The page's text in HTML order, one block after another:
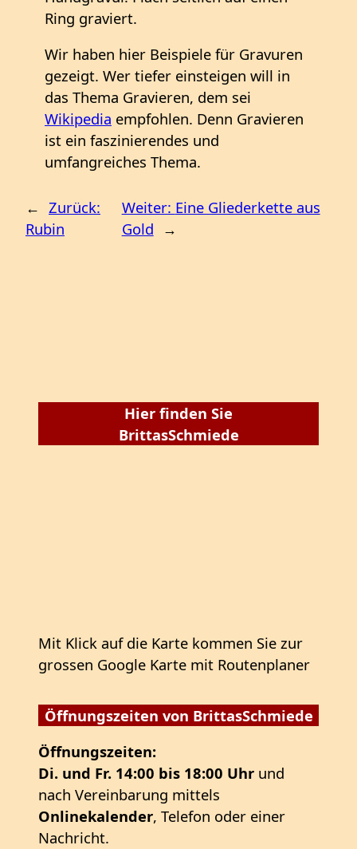
Ring graviert.
Wir haben hier Beispiele für Gravuren
gezeigt. Wer tiefer einsteigen will in
das Thema Gravieren, dem sei
Wikipedia empfohlen. Denn Gravieren
ist ein faszinierendes und
umfangreiches Thema.
← Zurück:
Rubin
Weiter: Eine Gliederkette aus
Gold →
Hier finden Sie
BrittasSchmiede
Mit Klick auf die Karte kommen Sie zur
grossen Google Karte mit Routenplaner
Öffnungszeiten von BrittasSchmiede
Öffnungszeiten:
Di. und Fr. 14:00 bis 18:00 Uhr und
nach Vereinbarung mittels
Onlinekalender, Telefon oder einer
Nachricht.